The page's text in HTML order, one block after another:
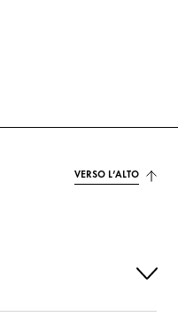
VERSO L’ALTO